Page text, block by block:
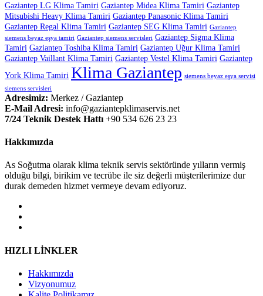
Gaziantep LG Klima Tamiri Gaziantep Midea Klima Tamiri Gaziantep
Mitsubishi Heavy Klima Tamiri Gaziantep Panasonic Klima Tamiri
Gaziantep Regal Klima Tamiri Gaziantep SEG Klima Tamiri Gaziantep
siemens beyaz eşya tamiri Gaziantep siemens servisleri Gaziantep Sigma Klima
Tamiri Gaziantep Toshiba Klima Tamiri Gaziantep Uğur Klima Tamiri
Gaziantep Vaillant Klima Tamiri Gaziantep Vestel Klima Tamiri Gaziantep
York Klima Tamiri Klima Gaziantep siemens beyaz eşya servisi
siemens servisleri
Adresimiz: Merkez / Gaziantep
E-Mail Adresi: info@gaziantepklimaservis.net
7/24 Teknik Destek Hattı +90 534 626 23 23
Hakkımızda
As Soğutma olarak klima teknik servis sektöründe yılların vermiş
olduğu bilgi, birikim ve tecrübe ile siz değerli müşterilerimize dur
durak demeden hizmet vermeye devam ediyoruz.
HIZLI LİNKLER
Hakkımızda
Vizyonumuz